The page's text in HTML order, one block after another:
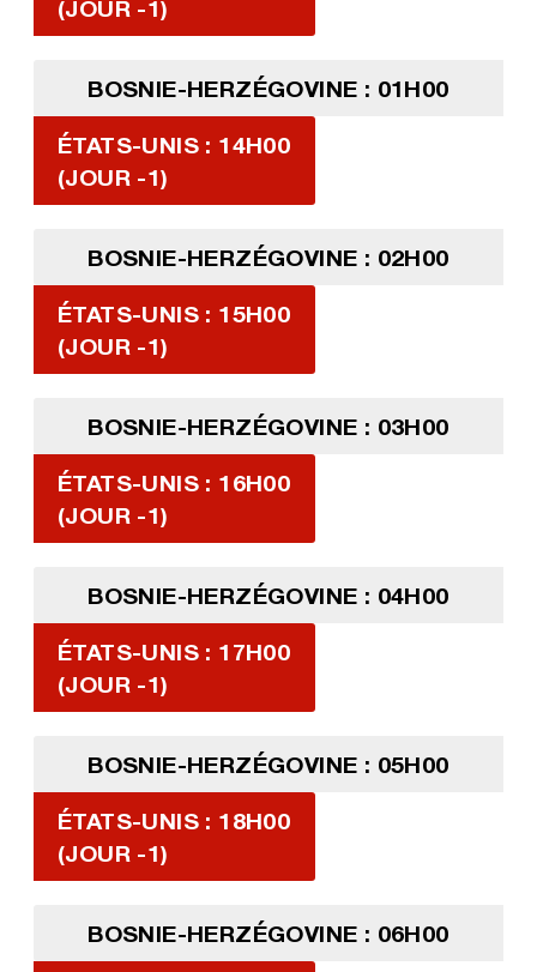
(JOUR -1)
BOSNIE-HERZÉGOVINE : 01H00
ÉTATS-UNIS : 14H00
(JOUR -1)
BOSNIE-HERZÉGOVINE : 02H00
ÉTATS-UNIS : 15H00
(JOUR -1)
BOSNIE-HERZÉGOVINE : 03H00
ÉTATS-UNIS : 16H00
(JOUR -1)
BOSNIE-HERZÉGOVINE : 04H00
ÉTATS-UNIS : 17H00
(JOUR -1)
BOSNIE-HERZÉGOVINE : 05H00
ÉTATS-UNIS : 18H00
(JOUR -1)
BOSNIE-HERZÉGOVINE : 06H00